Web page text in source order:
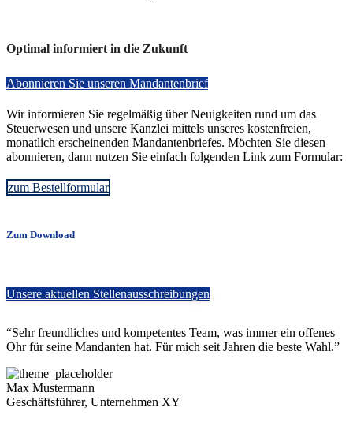
Optimal informiert in die Zukunft
Abonnieren Sie unseren Mandantenbrief
Wir informieren Sie regelmäßig über Neuigkeiten rund um das
Steuerwesen und unsere Kanzlei mittels unseres kostenfreien,
monatlich erscheinenden Mandantenbriefes. Möchten Sie diesen
abonnieren, dann nutzen Sie einfach folgenden Link zum Formular:
zum Bestellformular
Zum Download
Unsere aktuellen Stellenausschreibungen
“Sehr freundliches und kompetentes Team, was immer ein offenes
Ohr für seine Mandanten hat. Für mich seit Jahren die beste Wahl.”
Max Mustermann
Geschäftsführer, Unternehmen XY